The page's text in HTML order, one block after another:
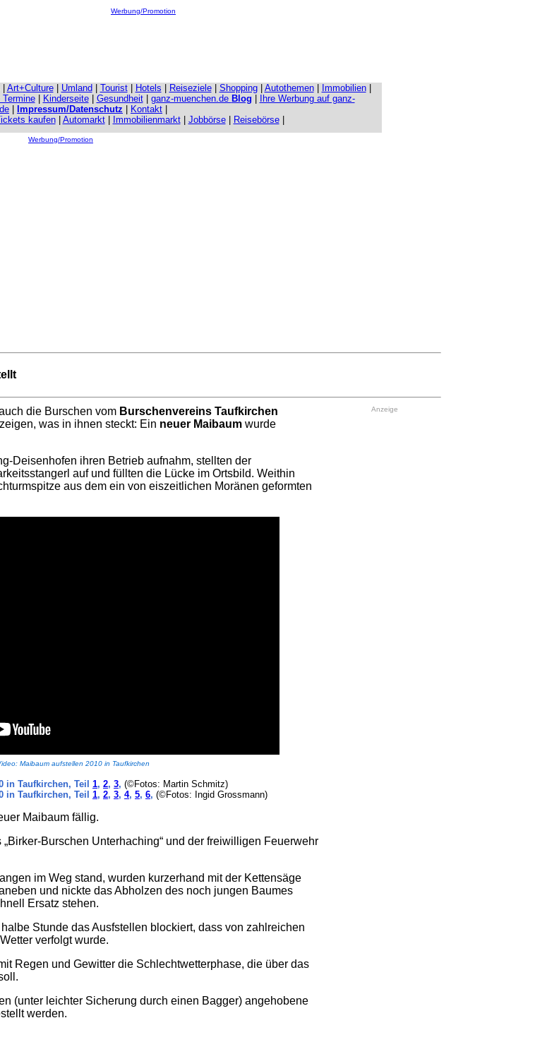
Werbung/Promotion
Art+Culture| Umland Tourist| Hotels Reiseziele| Shopping Autothemen Immobilien
| Kinderseite| Gesundheit| ganz-muenchen.de Blog
Ihre Werbung auf ganz-
Impressum/Datenschutz Kontakt
kaufen Automarkt Immobilienmarkt| Jobbörse| Reisebörse|
Werbung/Promotion
die Burschen vom Burschenvereins Taufkirchen
was in ihnen steckt: Ein neuer Maibaum wurde
Deisenhofen ihren Betrieb aufnahm, stellten der
auf und füllten die Lücke im Ortsbild. Weithin
aus dem ein von eiszeitlichen Moränen geformten
Maibaum aufstellen 2010 in Taufkirchen
in Taufkirchen, Teil 1, 2, 3, (©Fotos: Martin Schmitz)
in Taufkirchen, Teil 1, 2, 3, 4, 5, 6, (©Fotos: Ingid Grossmann)
Maibaum fällig.
Burschen Unterhaching“ und der freiwilligen Feuerwehr
im Weg stand, wurden kurzerhand mit der Kettensäge
und nickte das Abholzen des noch jungen Baumes
Ersatz stehen.
Stunde das Ausfstellen blockiert, dass von zahlreichen
verfolgt wurde.
Regen und Gewitter die Schlechtwetterphase, die über das
(unter leichter Sicherung durch einen Bagger) angehobene
werden.
Anzeige